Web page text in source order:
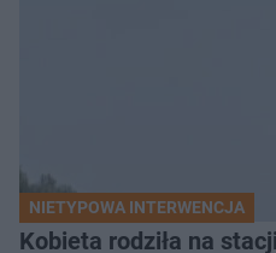
NIETYPOWA INTERWENCJA
Kobieta rodziła na